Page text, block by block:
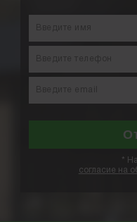
*
согласие на